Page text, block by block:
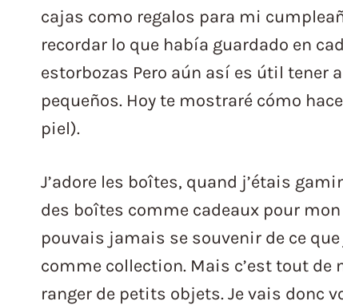
cajas como regalos para mi
recordar lo que había guardado en
estorbozas Pero aún así es útil tener
pequeños. Hoy te mostraré cómo
piel).
J’adore les boîtes, quand j’étais
des boîtes comme cadeaux pour
pouvais jamais se souvenir de ce
comme collection. Mais c’est tout de
ranger de petits objets. Je vais donc